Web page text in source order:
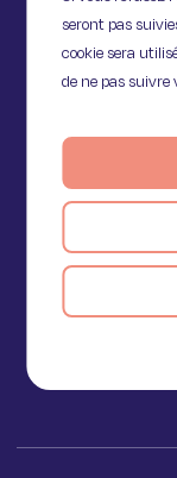
seront pas
cookie sera
de ne pas suivre